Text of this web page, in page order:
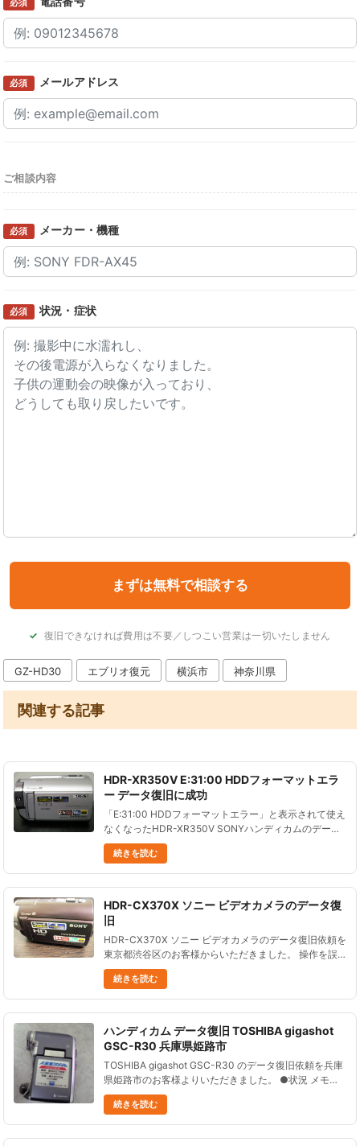
必須
必須 メールアドレス
ご相談内容
必須 メーカー・機種
必須 状況・症状
復旧できなければ費用は不要／しつこい営業は一切いたしません
GZ-HD30 エブリオ復元 横浜市 神奈川県
関連する記事
HDR-XR350V E:31:00 HDDフォーマットエラ
ー データ復旧に成功
「E:31:00 HDDフォーマットエラー」と表示されて使え
なくなったHDR-XR350V SONYハンディカムのデータ
復旧に成功しました。神奈川県相模原市のお客様からご
依頼いただきました。 ......
続きを読む
HDR-CX370X ソニー ビデオカメラのデータ復
旧
HDR-CX370X ソニー ビデオカメラのデータ復旧依頼を
東京都渋谷区のお客様からいただきました。 操作を誤
り内蔵メモリを全消去した、 という状況です。 HDR-
CX370X ソニー ビデオカメラをお預かりしてデータ
復......
続きを読む
ハンディカム データ復旧 TOSHIBA gigashot
GSC-R30 兵庫県姫路市
TOSHIBA gigashot GSC-R30 のデータ復旧依頼を兵庫
県姫路市のお客様よりいただきました。 ●状況 メモリ
がいっぱいになったので、いらないものを消去するつも
りが、 誤って全部消してしまった。 少し撮影し......
続きを読む